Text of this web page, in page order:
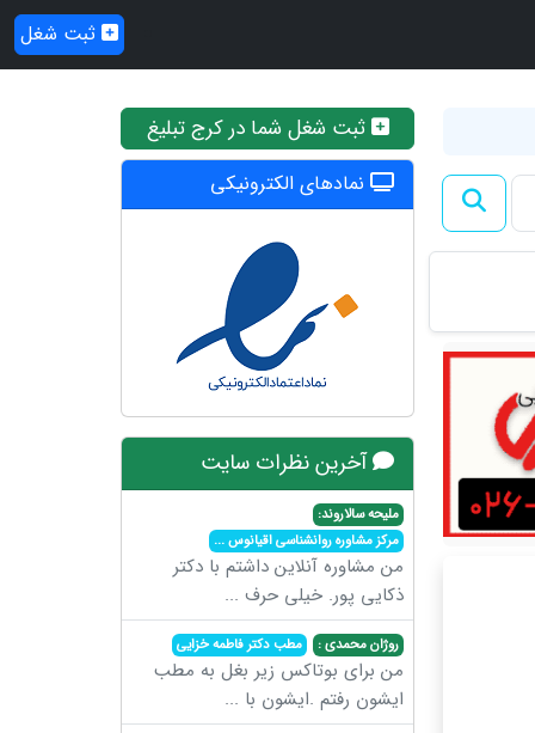
ثبت شغل
ثبت شغل شما در کرج تبلیغ
نمادهای الکترونیکی
آخرین نظرات سایت
ملیحه سالاروند:
مرکز مشاوره روانشناسی اقیانوس...
من مشاوره آنلاین داشتم با دکتر
ذکایی پور. خیلی حرف ...
روژان محمدی : مطب دکتر فاطمه خزایی
من برای بوتاکس زیر بغل به مطب
ایشون رفتم .ایشون با ...